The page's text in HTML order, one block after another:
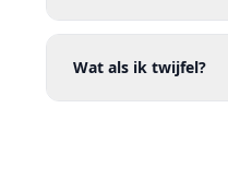
Wat als ik twijfel?